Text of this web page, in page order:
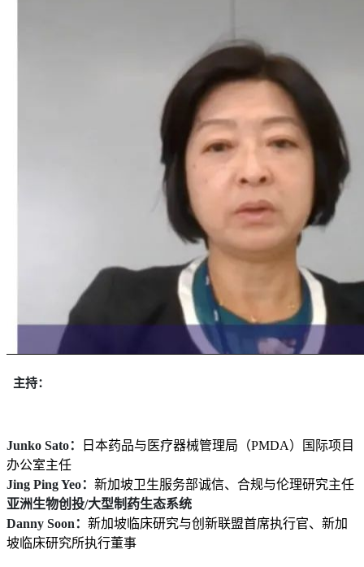
主持：
Junko Sato：
日本药品与医疗器械管理局（PMDA）国际项目
办公室主任
Jing Ping Yeo： 新加坡卫生服务部诚信、合规与伦理研究主任
亚洲生物创投/大型制药生态系统
Danny Soon： 新加坡临床研究与创新联盟首席执行官、新加
坡临床研究所执行董事